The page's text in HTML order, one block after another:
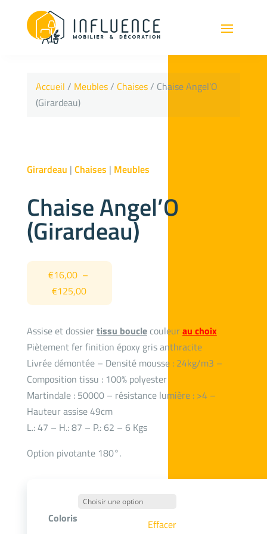
Accueil / Meubles/ Chaises/ Chaise Angel’O
(Girardeau)
Girardeau | Chaises | Meubles
Chaise Angel’O
(Girardeau)
€16,00 –
€125,00Plage
de
€16,00
à
€125,00
Assise et dossiertissu bouclecouleurau choix
Piètement fer finition époxy gris anthracite
Livrée démontée – Densité mousse : 24kg/m3 –
Composition tissu : 100% polyester
Martindale : 50000 – résistance lumière : >4 –
Hauteur assise 49cm
L.: 47 – H.: 87 – P.: 62 – 6 Kgs
Option pivotante 180°.
Coloris
Effacer